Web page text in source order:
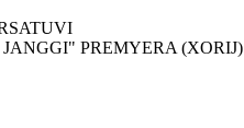
PREMYERA (XORIJ)